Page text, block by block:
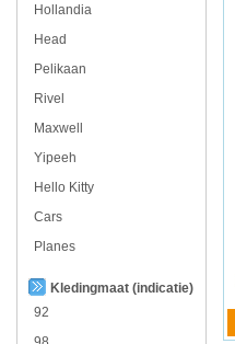
Hollandia
Head
Pelikaan
Rivel
Maxwell
Yipeeh
Hello Kitty
Cars
Planes
Kledingmaat (indicatie)
92